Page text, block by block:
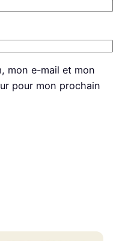
mon e-mail et mon
pour mon prochain